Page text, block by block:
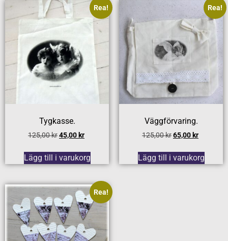
Rea!
Tygkasse.
125,00kr45,00 kr
Lägg till i varukorg
Rea!
Väggförvaring.
125,00kr65,00 kr
Lägg till i varukorg
Rea!